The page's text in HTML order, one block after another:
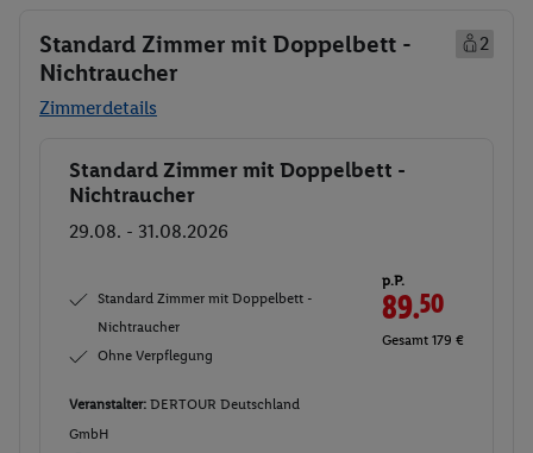
Standard Zimmer mit Doppelbett -
Nichtraucher
2
Zimmerdetails
Buchen
Standard Zimmer mit Doppelbett -
Nichtraucher
29.08. - 31.08.2026
Standard Zimmer mit Doppelbett -
Nichtraucher
Ohne Verpflegung
p.P.
89.50
Gesamt 179 €
Veranstalter: DERTOUR Deutschland
GmbH